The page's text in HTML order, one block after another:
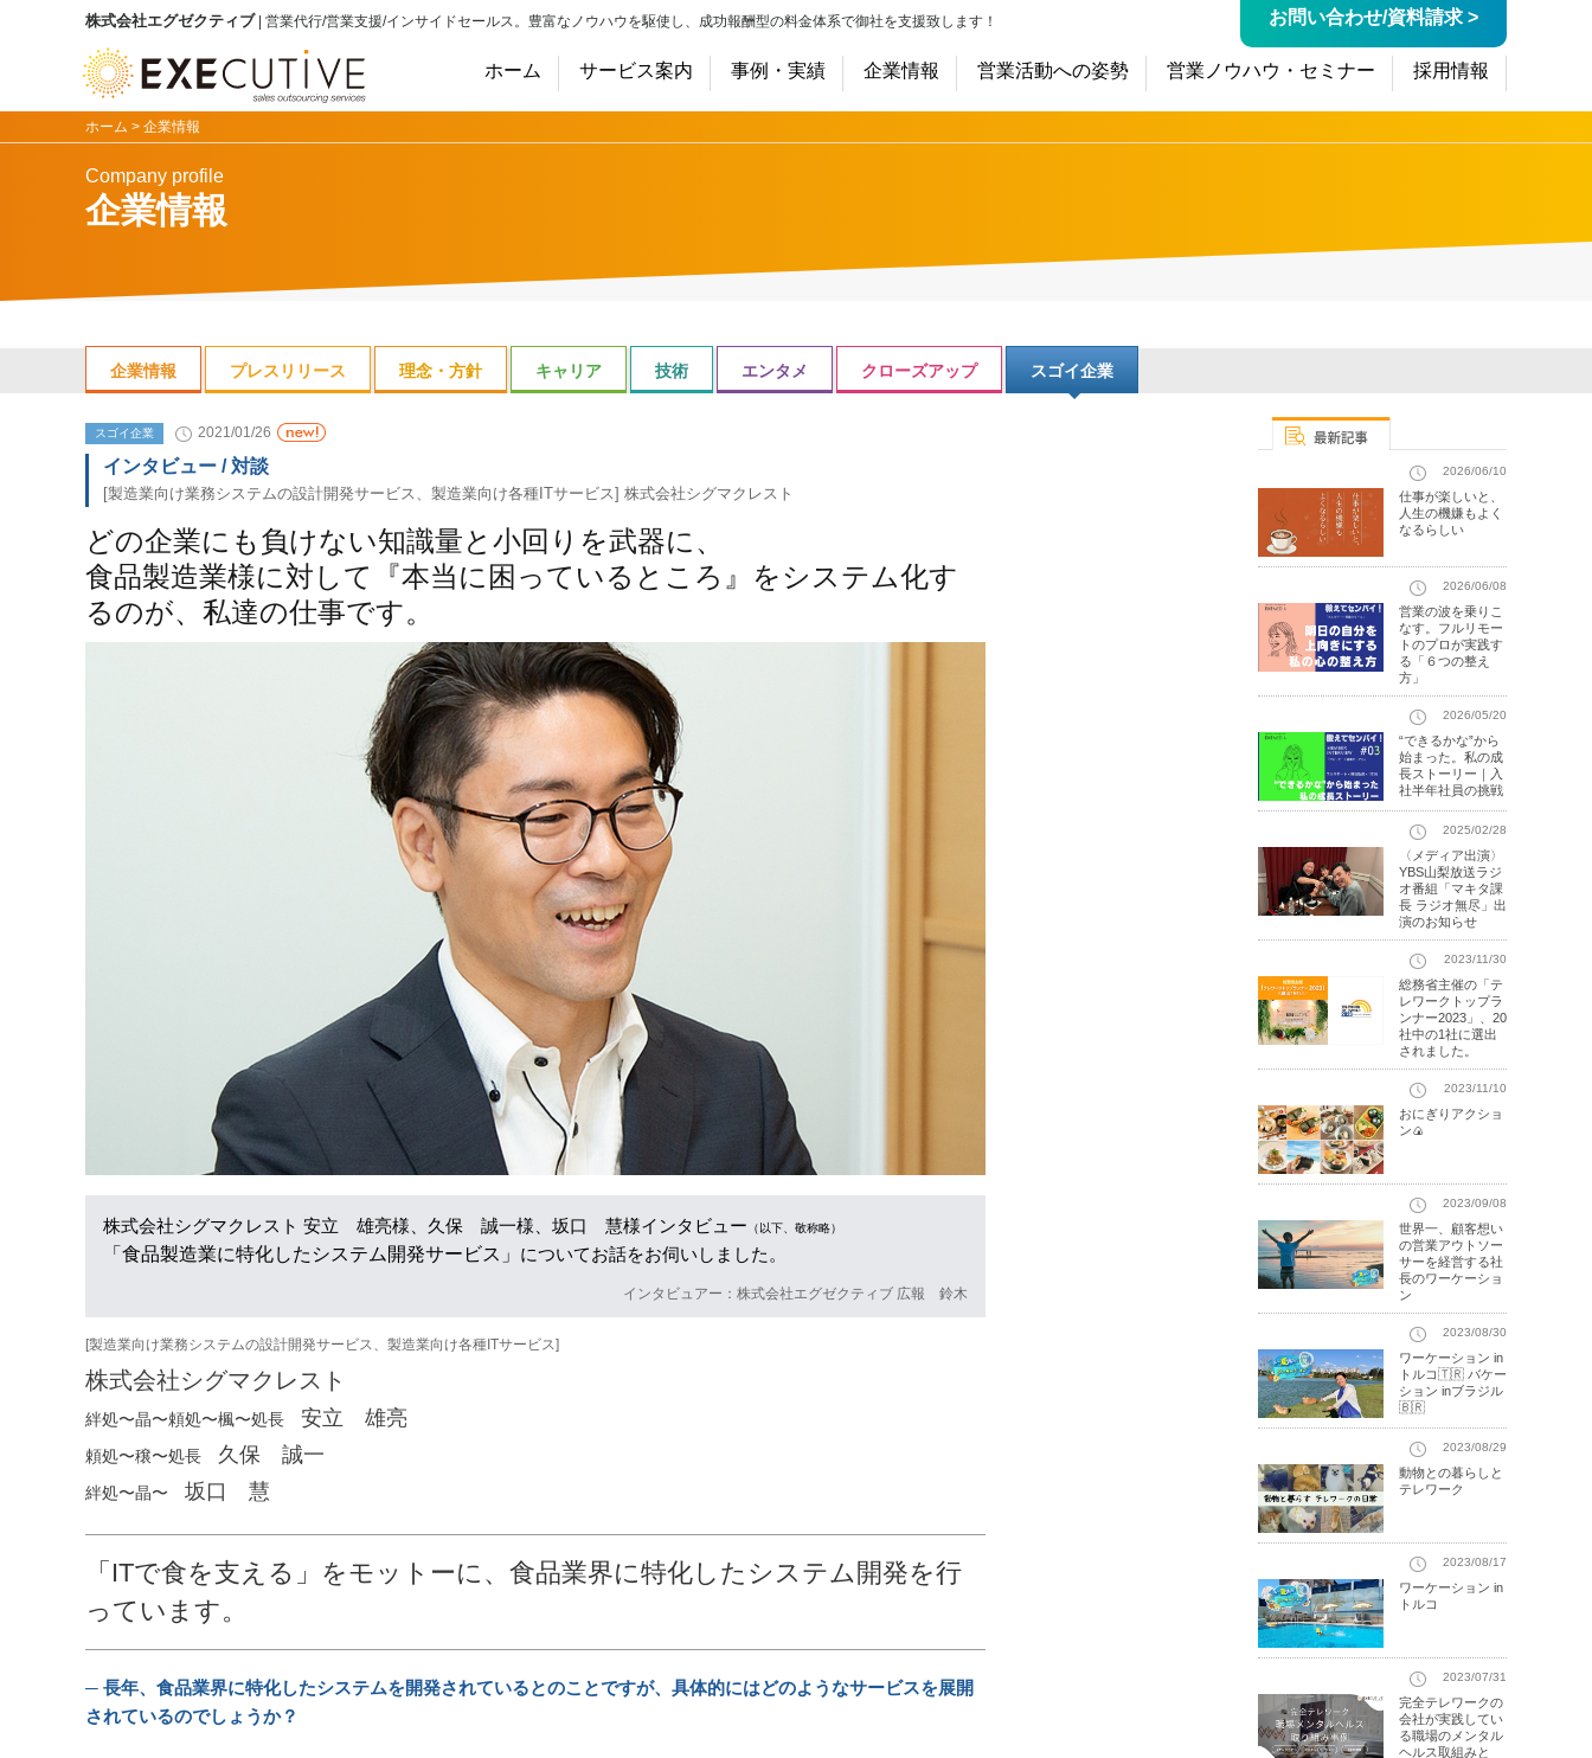
株式会社エグゼクティブ | 営業代行/営業支援/インサイドセールス。豊富なノウハウを駆使し、成功報酬型の料金体系で御社を支援致します！ お問い合わせ/資料請求 >
ホーム サービス案内 事例・実績 企業情報 営業活動への姿勢 営業ノウハウ・セミナー 採用情報
ホーム > 企業情報
Company profile
企業情報
企業情報 プレスリリース 理念・方針 キャリア 技術 エンタメ クローズアップ スゴイ企業
スゴイ企業 2021/01/26
インタビュー / 対談
[製造業向け業務システムの設計開発サービス、製造業向け各種ITサービス] 株式会社シグマクレスト
どの企業にも負けない知識量と小回りを武器に、
食品製造業様に対して『本当に困っているところ』をシステム化す
るのが、私達の仕事です。
株式会社シグマクレスト 安立 雄亮様、久保 誠一様、坂口 慧様インタビュー （以下、敬称略）
「食品製造業に特化したシステム開発サービス」 についてお話をお伺いしました。
インタビュアー：株式会社エグゼクティブ 広報 鈴木
[製造業向け業務システムの設計開発サービス、製造業向け各種ITサービス]
株式会社シグマクレスト
絆処〜晶〜頼処〜楓〜処長 安立 雄亮
頼処〜穣〜処長 久保 誠一
絆処〜晶〜 坂口 慧
「ITで食を支える」をモットーに、食品業界に特化したシステム開発を行
っています。
─ 長年、食品業界に特化したシステムを開発されているとのことですが、具体的にはどのようなサービスを展開
されているのでしょうか？
2026/06/10
仕事が楽しいと、
人生の機嫌もよく
なるらしい
2026/06/08
営業の波を乗りこ
なす。フルリモー
トのプロが実践す
る「６つの整え
方」
2026/05/20
“できるかな”から
始まった。私の成
長ストーリー｜入
社半年社員の挑戦
2025/02/28
〈メディア出演〉
YBS山梨放送ラジ
オ番組「マキタ課
長 ラジオ無尽」出
演のお知らせ
2023/11/30
総務省主催の「テ
レワークトップラ
ンナー2023」、20
社中の1社に選出
されました。
2023/11/10
おにぎりアクショ
ン🍙
2023/09/08
世界一、顧客想い
の営業アウトソー
サーを経営する社
長のワーケーショ
ン
2023/08/30
ワーケーション in
トルコ🇹🇷 バケー
ション inブラジル
🇧🇷
2023/08/29
動物との暮らしと
テレワーク
2023/08/17
ワーケーション in
トルコ
2023/07/31
完全テレワークの
会社が実践してい
る職場のメンタル
ヘルス取組みと